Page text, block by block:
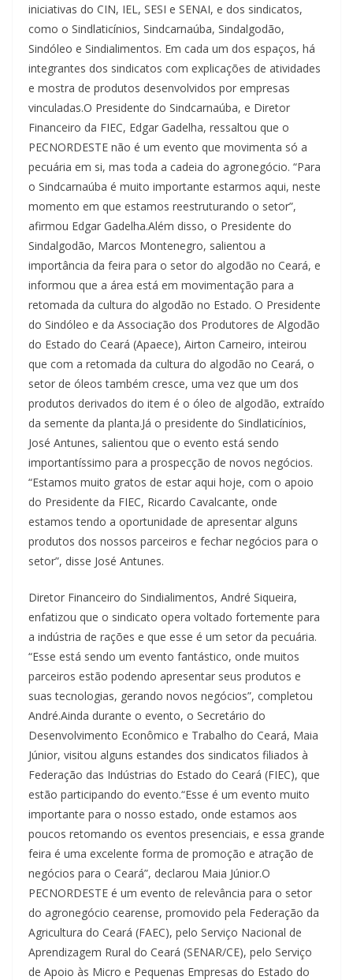
iniciativas do CIN, IEL, SESI e SENAI, e dos sindicatos,
como o Sindlaticínios, Sindcarnaúba, Sindalgodão,
Sindóleo e Sindialimentos. Em cada um dos espaços, há
integrantes dos sindicatos com explicações de atividades
e mostra de produtos desenvolvidos por empresas
vinculadas.O Presidente do Sindcarnaúba, e Diretor
Financeiro da FIEC, Edgar Gadelha, ressaltou que o
PECNORDESTE não é um evento que movimenta só a
pecuária em si, mas toda a cadeia do agronegócio. “Para
o Sindcarnaúba é muito importante estarmos aqui, neste
momento em que estamos reestruturando o setor”,
afirmou Edgar Gadelha.Além disso, o Presidente do
Sindalgodão, Marcos Montenegro, salientou a
importância da feira para o setor do algodão no Ceará, e
informou que a área está em movimentação para a
retomada da cultura do algodão no Estado. O Presidente
do Sindóleo e da Associação dos Produtores de Algodão
do Estado do Ceará (Apaece), Airton Carneiro, inteirou
que com a retomada da cultura do algodão no Ceará, o
setor de óleos também cresce, uma vez que um dos
produtos derivados do item é o óleo de algodão, extraído
da semente da planta.Já o presidente do Sindlaticínios,
José Antunes, salientou que o evento está sendo
importantíssimo para a prospecção de novos negócios.
“Estamos muito gratos de estar aqui hoje, com o apoio
do Presidente da FIEC, Ricardo Cavalcante, onde
estamos tendo a oportunidade de apresentar alguns
produtos dos nossos parceiros e fechar negócios para o
setor”, disse José Antunes.
Diretor Financeiro do Sindialimentos, André Siqueira,
enfatizou que o sindicato opera voltado fortemente para
a indústria de rações e que esse é um setor da pecuária.
“Esse está sendo um evento fantástico, onde muitos
parceiros estão podendo apresentar seus produtos e
suas tecnologias, gerando novos negócios”, completou
André.Ainda durante o evento, o Secretário do
Desenvolvimento Econômico e Trabalho do Ceará, Maia
Júnior, visitou alguns estandes dos sindicatos filiados à
Federação das Indústrias do Estado do Ceará (FIEC), que
estão participando do evento.“Esse é um evento muito
importante para o nosso estado, onde estamos aos
poucos retomando os eventos presenciais, e essa grande
feira é uma excelente forma de promoção e atração de
negócios para o Ceará”, declarou Maia Júnior.O
PECNORDESTE é um evento de relevância para o setor
do agronegócio cearense, promovido pela Federação da
Agricultura do Ceará (FAEC), pelo Serviço Nacional de
Aprendizagem Rural do Ceará (SENAR/CE), pelo Serviço
de Apoio às Micro e Pequenas Empresas do Estado do